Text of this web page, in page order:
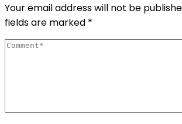
Your email address will not be
fields are marked *